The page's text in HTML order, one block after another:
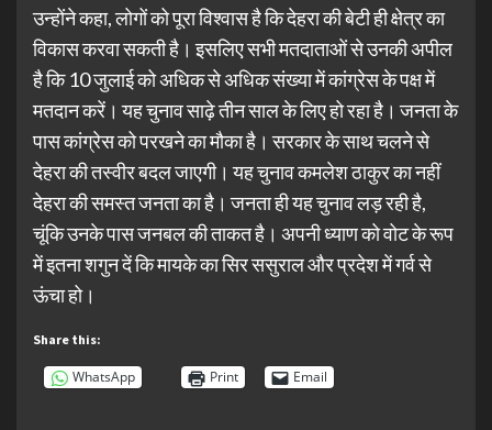
उन्होंने कहा, लोगों को पूरा विश्वास है कि देहरा की बेटी ही क्षेत्र का
विकास करवा सकती है। इसलिए सभी मतदाताओं से उनकी अपील
है कि 10 जुलाई को अधिक से अधिक संख्या में कांग्रेस के पक्ष में
मतदान करें। यह चुनाव साढ़े तीन साल के लिए हो रहा है। जनता के
पास कांग्रेस को परखने का मौका है। सरकार के साथ चलने से
देहरा की तस्वीर बदल जाएगी। यह चुनाव कमलेश ठाकुर का नहीं
देहरा की समस्त जनता का है। जनता ही यह चुनाव लड़ रही है,
चूंकि उनके पास जनबल की ताकत है। अपनी ध्याण को वोट के रूप
में इतना शगुन दें कि मायके का सिर ससुराल और प्रदेश में गर्व से
ऊंचा हो।
Share this:
WhatsApp Print Email